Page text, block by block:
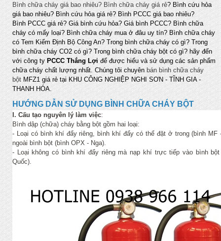
Bình chữa cháy giá bao nhiêu? Bình chữa cháy giá rẻ? Bình cứu hỏa
giá bao nhiêu? Bình cứu hỏa giá rẻ? Bình PCCC giá bao nhiêu?
Bình PCCC giá rẻ? Giá bình cứu hỏa? Giá bình PCCC? Bình chữa
cháy có mấy loại? Bình chữa cháy mua ở đâu uy tín? Bình chữa cháy
có Tem Kiểm Định Bộ Công An? Trong bình chữa cháy có gì? Trong
bình chữa cháy CO2 có gì? Trong bình chữa cháy bột có gì? hãy đến
với công ty PCCC Thắng Lợi để được hiểu và sử dụng các sản phẩm
chữa cháy chất lượng nhất. Chúng tôi chuyên bán bình chữa cháy
bột MFZ1 giá rẻ tại KHU CÔNG NGHIỆP NGHI SƠN - TĨNH GIA -
THANH HÓA.
HƯỚNG DẪN SỬ DỤNG BÌNH CHỮA CHÁY BỘT
I. Cấu tạo nguyên lý làm việc:
Bình dập (chữa) cháy bằng bột gồm hai loại:
- Loại có bình khí đẩy riêng, bình khí đẩy có thể đặt ở trong (bình MF
ngoài bình bột (bình OPX - Nga).
- Loại không có bình khí đẩy riêng mà nạp khí trực tiếp vào bình
Quốc).